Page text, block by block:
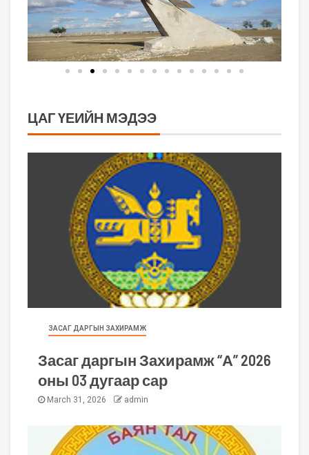
ЦАГ ҮЕИЙН МЭДЭЭ
ЗАСАГ ДАРГЫН ЗАХИРАМЖ
Засаг даргын Захирамж “А” 2026
оны 03 дугаар сар
March 31, 2026 admin